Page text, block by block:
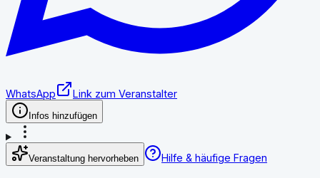
WhatsApp Link zum Veranstalter
Infos hinzufügen
Veranstaltung hervorheben Hilfe & häufige Fragen